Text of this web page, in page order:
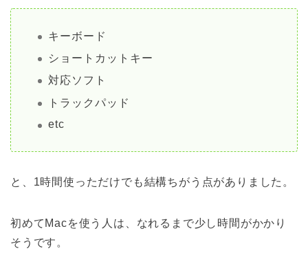
キーボード
ショートカットキー
対応ソフト
トラックパッド
etc
と、1時間使っただけでも結構ちがう点がありました。
初めてMacを使う人は、なれるまで少し時間がかかり
そうです。